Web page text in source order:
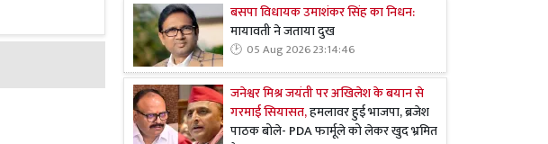
बसपा विधायक उमाशंकर सिंह का निधन:
मायावती ने जताया दुख
05 Aug 2026 23:14:46
जनेश्वर मिश्र जयंती पर अखिलेश के बयान से
गरमाई सियासत,हमलावर हुई भाजपा, ब्रजेश
पाठक बोले- PDA फार्मूले को लेकर खुद भ्रमित